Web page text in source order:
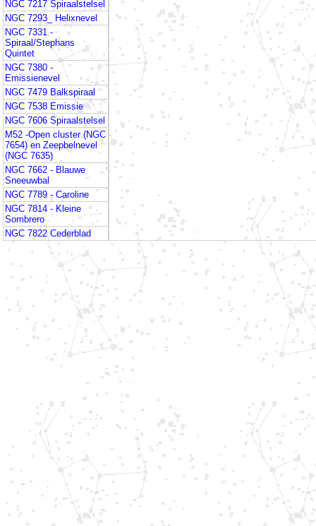
NGC 7217 Spiraalstelsel
NGC 7293_ Helixnevel
NGC 7331 -
Spiraal/Stephans
Quintet
NGC 7380 -
Emissienevel
NGC 7479 Balkspiraal
NGC 7538 Emissie
NGC 7606 Spiraalstelsel
M52 -Open cluster (NGC
7654) en Zeepbelnevel
(NGC 7635)
NGC 7662 - Blauwe
Sneeuwbal
NGC 7789 - Caroline
NGC 7814 - Kleine
Sombrero
NGC 7822 Cederblad